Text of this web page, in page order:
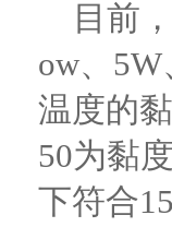
目前，
ow、
温度的
50为黏
下符合